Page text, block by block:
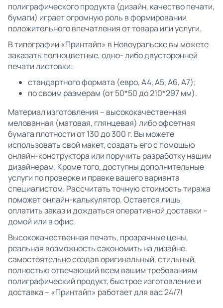
полиграфического продукта (дизайн, качество печати,
бумаги) играет огромную роль в формировании
положительного впечатления от товара или услуги.
В типографии «Принтайп» в Новоуральске вы можете
заказать полноцветные, одно- либо двусторонней
печати листовки:
стандартного формата (евро, А4, А5, А6, А7);
по своим размерам (от 50*50 до 210*297 мм).
Материал изготовления – высококачественная
мелованная (матовая, глянцевая) либо офсетная
бумага плотности от 130 до 300 г. Вы можете
использовать свой макет, создать его с помощью
онлайн-конструктора или поручить разработку нашим
дизайнерам. Кроме того, доступны дополнительные
услуги по проверке и правке вашего варианта
специалистом. Рассчитать точную стоимость тиража
поможет онлайн-калькулятор. Остается лишь
оплатить заказ и дождаться оперативной доставки –
домой или в офис.
Высококачественная печать, прозрачные цены,
реальная возможность сэкономить на дизайне,
самостоятельно создав оригинальный, стильный,
полностью отвечающий всем вашим требованиям
полиграфический продукт, быстрое изготовление и
доставка – «Принтайп» работает для вас 24/7!